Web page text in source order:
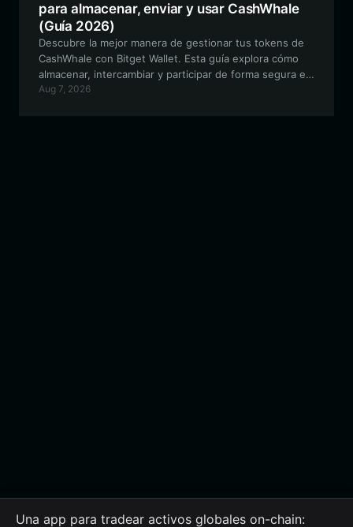
para almacenar, enviar y usar CashWhale
(Guía 2026)
Descubre la mejor manera de gestionar tus tokens de
CashWhale con Bitget Wallet. Esta guía explora cómo
almacenar, intercambiar y participar de forma segura en
el ecosistema de la comunidad de CashWhale en la
Aug 7, 2026
Una app para tradear activos globales on-chain: